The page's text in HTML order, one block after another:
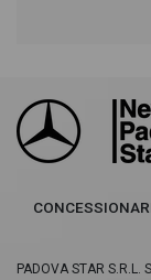
PADOVA STAR